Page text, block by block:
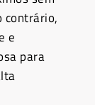
contrário,
e
para